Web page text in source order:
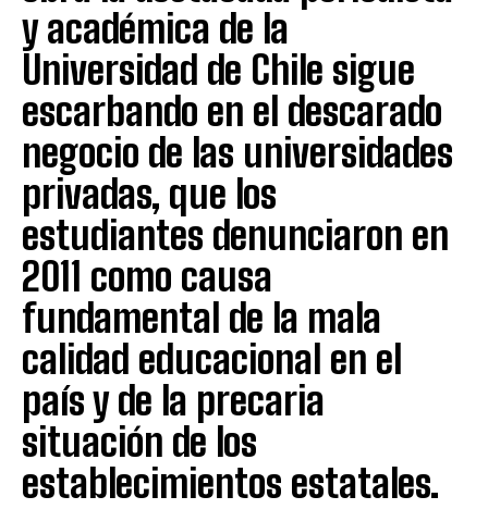
y académica de la
Universidad de Chile sigue
escarbando en el descarado
negocio de las universidades
privadas, que los
estudiantes denunciaron en
2011 como causa
fundamental de la mala
calidad educacional en el
país y de la precaria
situación de los
establecimientos estatales.